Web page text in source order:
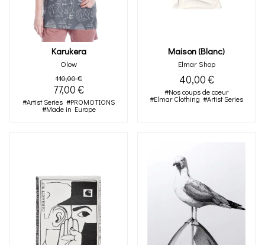
Karukera
Olow
110,00 €
77,00 €
#Artist Series #PROMOTIONS
#Made in Europe
Maison (blanc)
Elmar Shop
40,00 €
#Nos coups de coeur
#Elmar Clothing #Artist Series